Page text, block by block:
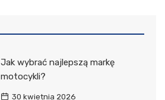
Jak wybrać najlepszą markę
motocykli?
30 kwietnia 2026